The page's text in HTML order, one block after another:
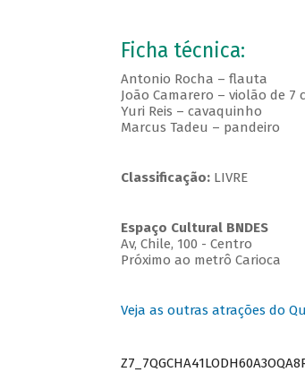
Ficha técnica:
Antonio Rocha – flauta
João Camarero – violão de 7
Yuri Reis – cavaquinho
Marcus Tadeu – pandeiro
Classificação:LIVRE
Espaço Cultural BNDES
Av, Chile, 100 - Centro
Próximo ao metrô Carioca
Veja as outras atrações do